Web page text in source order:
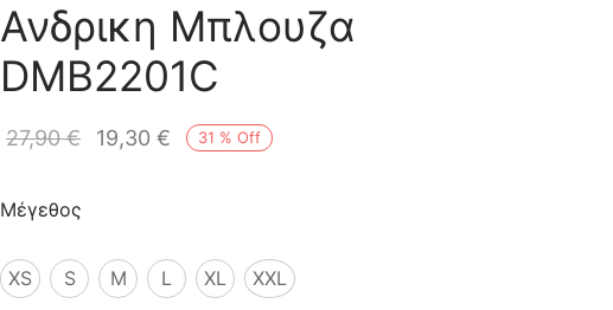
Ανδρικη Μπλουζα
DMB2201C
31 % Off
27,90€ 19,30 €
Μέγεθος
XS S M L XL XXL